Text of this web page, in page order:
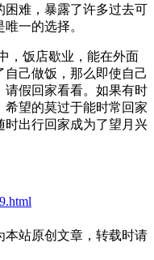
困难，暴露了许多过去可
一的选择。
，饭店歇业，能在外面
己做饭，那么即使自己
请假回家看看。如果有时
希望的莫过于能时常回家
时出行回家成为了望月兴
本站原创文章，转载时请